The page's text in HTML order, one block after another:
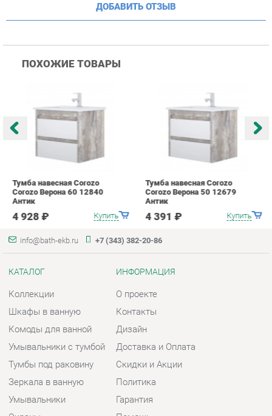
Купить
Тумба навесная Corozo
Corozo Верона 60 12840
Антик
4 928 ₽ Купить
Тумба навесная Corozo
Corozo Верона 50 12679
4 391 ₽
info@bath-ekb.ru +7 (343) 382-20-86
КАТАЛОГ
Коллекции
Комоды для ванной
Зеркала в ванную
Умывальники
Экраны
ИНФОРМАЦИЯ
О проекте
Дизайн
Скидки и Акции
Политика
Гарантия
Помощь
ГОРОДА
Весь мир
Екатеринбург
Шоурум и склад самовывоза
Адрес: г. Екатеринбург,